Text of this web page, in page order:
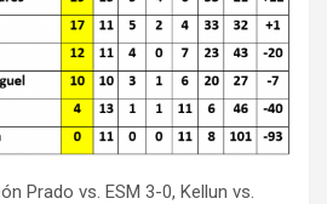
Prado vs. ESM 3-0, Kellun vs.